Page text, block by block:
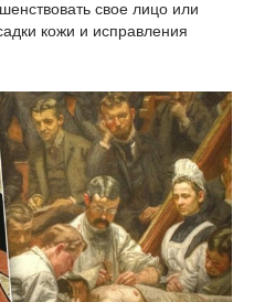
свое лицо или
кожи и исправления